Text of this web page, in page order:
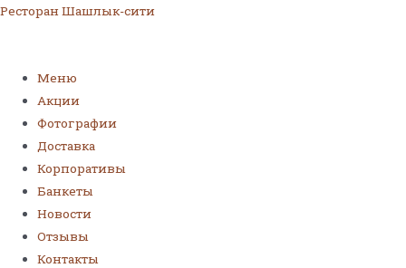
Ресторан Шашлык-сити
Меню
Акции
Фотографии
Доставка
Корпоративы
Банкеты
Новости
Отзывы
Контакты